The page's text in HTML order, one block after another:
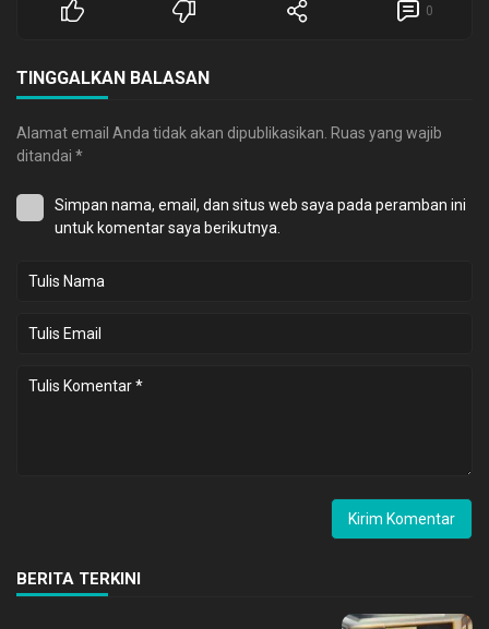
0
TINGGALKAN BALASAN
Alamat email Anda tidak akan dipublikasikan. Ruas yang wajib
ditandai *
Simpan nama, email, dan situs web saya pada peramban ini
untuk komentar saya berikutnya.
BERITA TERKINI